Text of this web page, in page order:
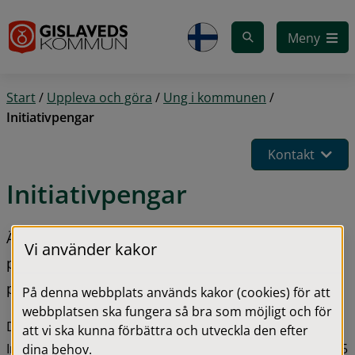
Meny
Start/ Uppleva och göra / Ung i kommunen /
Initiativpengar
Kontakt
Initiativpengar
Är du ung eller är ni flera unga som planerar ett
projekt eller att göra något på fritiden? Behöver du
pengar för att kunna göra det?
Då kan du söka bidrag från Initiativpengen.
Initiativpengen är ett sätt för dig som är mellan 13 och 25
Vi använder kakor
På denna webbplats används kakor (cookies) för att
webbplatsen ska fungera så bra som möjligt och för
att vi ska kunna förbättra och utveckla den efter
dina behov.